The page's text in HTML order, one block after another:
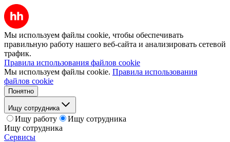
Мы используем файлы cookie, чтобы обеспечивать
правильную работу нашего веб-сайта и анализировать сетевой
трафик.
Правила использования файлов cookie
Мы используем файлы cookie. Правила использования
файлов cookie
Понятно
Ищу сотрудника
Ищу работу
Ищу сотрудника
Ищу сотрудника
Сервисы